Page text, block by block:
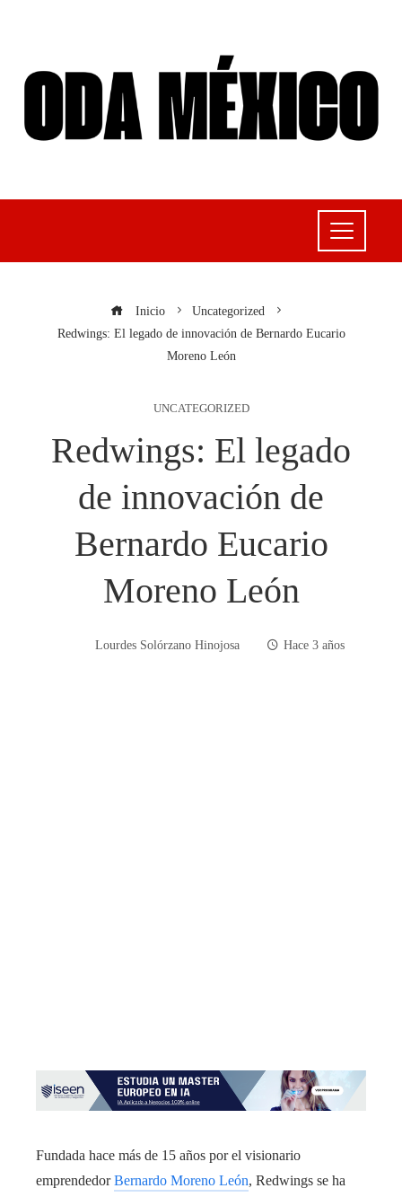
Inicio
Uncategorized
Redwings: El legado de innovación de Bernardo Eucario
Moreno León
UNCATEGORIZED
Redwings: El legado
de innovación de
Bernardo Eucario
Moreno León
Lourdes Solórzano Hinojosa Hace 3 años
Fundada hace más de 15 años por el visionario
emprendedorBernardo Moreno León, Redwings se ha